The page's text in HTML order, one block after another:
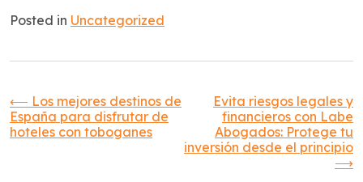
Posted in Uncategorized
Navegación
de
⟵ Los mejores destinos de
España para disfrutar de
hoteles con toboganes
Evita riesgos legales y
financieros con Labe
Abogados: Protege tu
inversión desde el principio
⟶